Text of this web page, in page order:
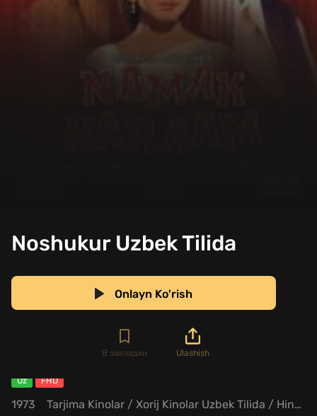
Noshukur Uzbek Tilida
Onlayn Ko'rish
В закладки Ulashish
Uz FHD
1973
Tarjima Kinolar / Xorij Kinolar Uzbek Tilida / Hind Kinolar Uzbek Tilida / Drama